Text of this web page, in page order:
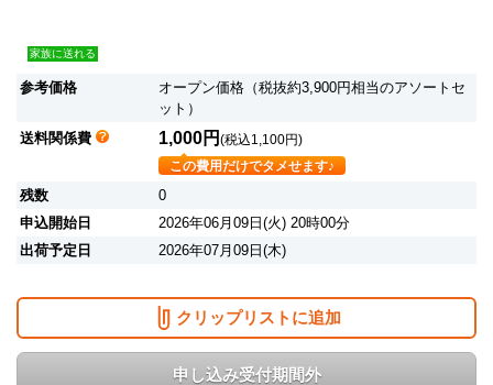
家族に送れる
参考価格
オープン価格（税抜約3,900円相当のアソートセ
ット）
送料関係費
1,000円 (税込1,100円)
この費用だけでタメせます♪
残数
0
申込開始日
2026年06月09日(火) 20時00分
出荷予定日
2026年07月09日(木)
クリップリストに追加
申し込み受付期間外